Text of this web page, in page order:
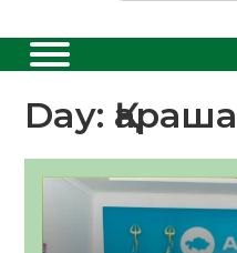
Day: